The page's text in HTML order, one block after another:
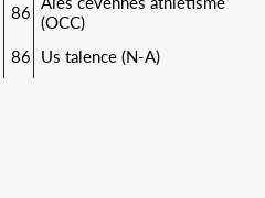
86 (OCC)
86 Us talence (N-A)